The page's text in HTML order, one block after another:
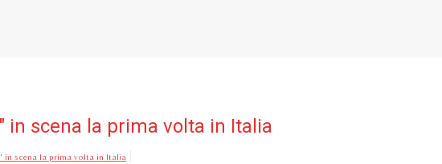
in scena la prima volta in Italia
scena la prima volta in Italia